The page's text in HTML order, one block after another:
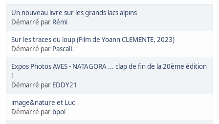
Un nouveau livre sur les grands lacs alpins
Démarré par Rémi
Sur les traces du loup (Film de Yoann CLEMENTE, 2023)
Démarré par PascalL
Expos Photos AVES - NATAGORA ... clap de fin de la 20ème édition
!
Démarré par EDDY21
image&nature et Luc
Démarré par bpol